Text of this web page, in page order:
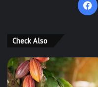
Check Also